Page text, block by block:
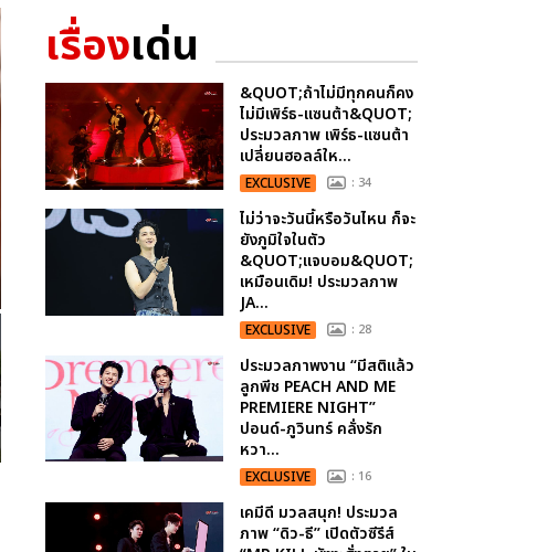
เรื่องเด่น
&QUOT;ถ้าไม่มีทุกคนก็คง
ไม่มีเพิร์ธ-แซนต้า&QUOT;
ประมวลภาพ เพิร์ธ-แซนต้า
เปลี่ยนฮอลล์ให...
EXCLUSIVE : 34
ไม่ว่าจะวันนี้หรือวันไหน ก็จะ
ยังภูมิใจในตัว
&QUOT;แจบอม&QUOT;
เหมือนเดิม! ประมวลภาพ
JA...
EXCLUSIVE : 28
ประมวลภาพงาน “มีสติแล้ว
ลูกพีช PEACH AND ME
PREMIERE NIGHT”
ปอนด์-ภูวินทร์ คลั่งรัก
หวา...
EXCLUSIVE : 16
เคมีดี มวลสนุก! ประมวล
ภาพ “ดิว-ธี” เปิดตัวซีรีส์